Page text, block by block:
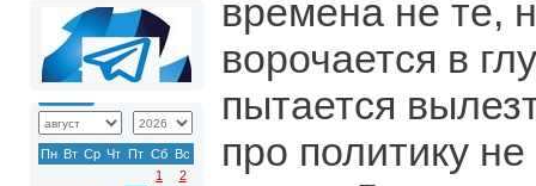
Пн Вт Ср Чт Пт Сб Вс
1
2
времена не те,
ворочается в
пытается
про политику